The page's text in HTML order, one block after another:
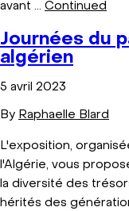
avant … Continued
Journées du
algérien
5 avril 2023
By Raphaelle Blard
L'exposition,
l'Algérie, vous
la diversité des
hérités des